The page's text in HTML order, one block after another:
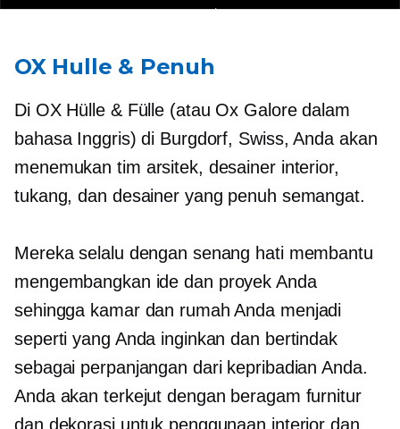
OX Hulle & Penuh
Di OX Hülle & Fülle (atau Ox Galore dalam
bahasa Inggris) di Burgdorf, Swiss, Anda akan
menemukan tim arsitek, desainer interior,
tukang, dan desainer yang penuh semangat.
Mereka selalu dengan senang hati membantu
mengembangkan ide dan proyek Anda
sehingga kamar dan rumah Anda menjadi
seperti yang Anda inginkan dan bertindak
sebagai perpanjangan dari kepribadian Anda.
Anda akan terkejut dengan beragam furnitur
dan dekorasi untuk penggunaan interior dan